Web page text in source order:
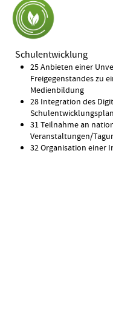
Schulentwicklung
25 Anbieten einer
Freigegenstandes zu
Medienbildung
28 Integration des
Schulentwicklungsplan
31 Teilnahme an
Veranstaltungen/
32 Organisation einer